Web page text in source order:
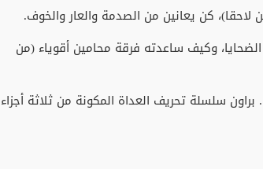
وكيف ساعدته فرقة محامين أقوياء (من
جولي ك. براون سلسلة تحريف العداة المكونة من ثلاثة أجزاء